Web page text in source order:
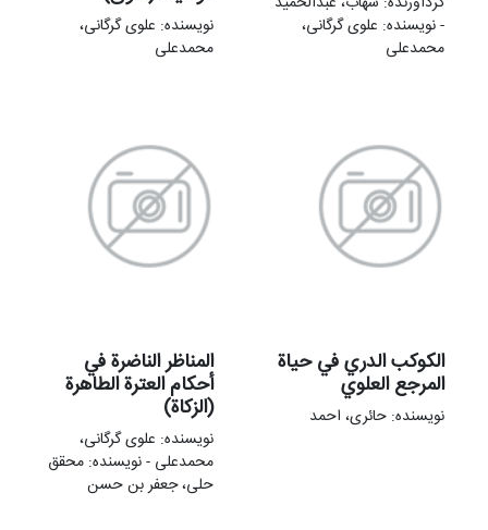
- نویسنده: علوی گرگانی،
محمدعلی
نویسنده: علوی گرگانی،
محمدعلی
الکوکب الدري في حیاة
المرجع العلوي
نویسنده: حائری، احمد
المناظر الناضرة في
أحکام العترة الطاهرة
(الزکاة)
نویسنده: علوی گرگانی،
محمدعلی - نویسنده: محقق
حلی، جعفر بن حسن